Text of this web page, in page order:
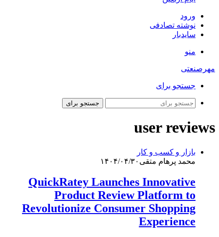
ورود
نوشته تصادفی
سایدبار
منو
مهرصنعتی
جستجو برای
جستجو برای
user reviews
بازار و کسب و کار
محمد پرهام متقی ۱۴۰۴/۰۴/۳۰
QuickRatey Launches Innovative
Product Review Platform to
Revolutionize Consumer Shopping
Experience